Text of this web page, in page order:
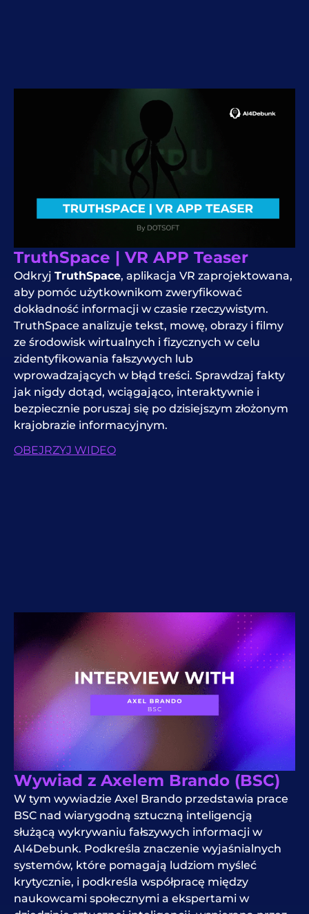
TruthSpace | VR APP Teaser
Odkryj TruthSpace, aplikacja VR zaprojektowana,
aby pomóc użytkownikom zweryfikować
dokładność informacji w czasie rzeczywistym.
TruthSpace analizuje tekst, mowę, obrazy i filmy
ze środowisk wirtualnych i fizycznych w celu
zidentyfikowania fałszywych lub
wprowadzających w błąd treści. Sprawdzaj fakty
jak nigdy dotąd, wciągająco, interaktywnie i
bezpiecznie poruszaj się po dzisiejszym złożonym
krajobrazie informacyjnym.
OBEJRZYJ WIDEO
Wywiad z Axelem Brando (BSC)
W tym wywiadzie Axel Brando przedstawia prace
BSC nad wiarygodną sztuczną inteligencją
służącą wykrywaniu fałszywych informacji w
AI4Debunk. Podkreśla znaczenie wyjaśnialnych
systemów, które pomagają ludziom myśleć
krytycznie, i podkreśla współpracę między
naukowcami społecznymi a ekspertami w